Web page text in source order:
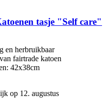
tasje "Self care"
en herbruikbaar
fairtrade katoen
42x38cm
op 12. augustus